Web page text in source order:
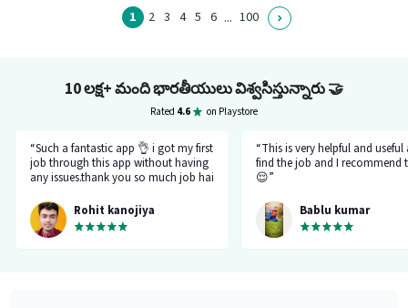
1 2 3 4 5 6 ... 100
10 లక్ష+ మంది భారతీయులు విశ్వసిస్తున్నారు🤝
Rated 4.6 on Playstore
“Such a fantastic app 👌 i got my first
job through this app without having
any issues.thank you so much job hai
don't be changed in feature.I like
your job that you all are doing very
great and not allowing fake and
fraud recruiter.”
Rohit kanojiya
“This is very helpful and
find the job and I recommend
😌”
Bablu kumar